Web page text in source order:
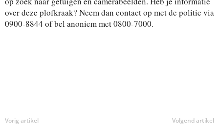
over deze plofkraak? Neem dan contact op met de politie via
0900-8844 of bel anoniem met 0800-7000.
Vorig artikel Volgend artikel